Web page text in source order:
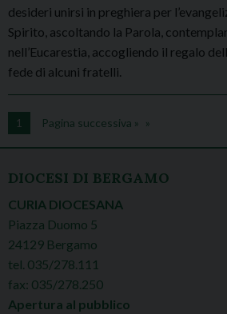
desideri unirsi in preghiera per
Spirito, ascoltando la Parola,
nell’Eucarestia, accogliendo il regalo
fede di alcuni fratelli.
1 Pagina successiva »
DIOCESI DI BERGAMO
CURIA DIOCESANA
Piazza Duomo 5
24129 Bergamo
tel. 035/278.111
fax: 035/278.250
Apertura al pubblico